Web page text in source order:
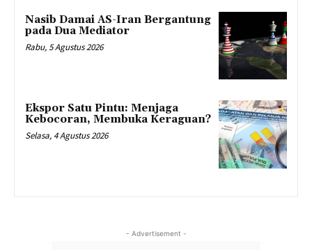
Nasib Damai AS-Iran Bergantung
pada Dua Mediator
Rabu, 5 Agustus 2026
Ekspor Satu Pintu: Menjaga
Kebocoran, Membuka Keraguan?
Selasa, 4 Agustus 2026
- Advertisement -